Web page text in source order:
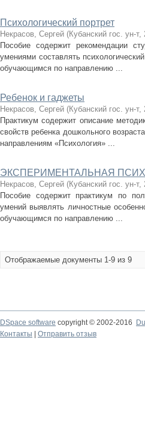
Психологический портрет
Некрасов, Сергей (Кубанский гос. ун-т,
Пособие содержит рекомендации
умениями составлять
обучающимся по направлению ...
Ребенок и гаджеты
Некрасов, Сергей (Кубанский гос. ун-т,
Практикум содержит описание
свойств ребенка дошкольного
направлениям «Психология» ...
ЭКСПЕРИМЕНТАЛЬНАЯ
Некрасов, Сергей (Кубанский гос. ун-т,
Пособие содержит практикум по
умений выявлять личностные
обучающимся по направлению ...
Отображаемые документы 1-9 из 9
DSpace software copyright © 2002-2016
Контакты
Отправить отзыв